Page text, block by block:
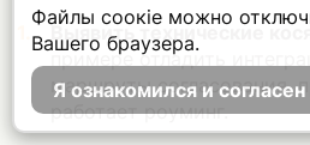
Выявить технические
примере отладить
маршруты согласования,
работает роуминг.
Файлы соокіе можно
Вашего браузера.
Я ознакомился и согласен